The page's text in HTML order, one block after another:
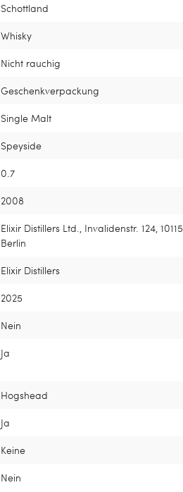
Schottland
Whisky
Nicht rauchig
Geschenkverpackung
Single Malt
Speyside
0.7
2008
Elixir Distillers Ltd., Invalidenstr. 124, 10115
Berlin
Elixir Distillers
2025
Nein
Ja
Hogshead
Ja
Keine
Nein